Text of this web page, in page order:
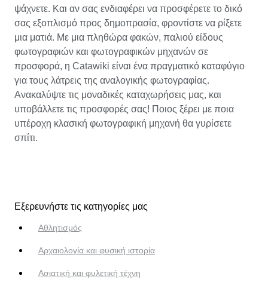
ψάχνετε. Και αν σας ενδιαφέρει να προσφέρετε το δικό
σας εξοπλισμό προς δημοπρασία, φροντίστε να ρίξετε
μια ματιά. Με μια πληθώρα φακών, παλιού είδους
φωτογραφιών και φωτογραφικών μηχανών σε
προσφορά, η Catawiki είναι ένα πραγματικό καταφύγιο
για τους λάτρεις της αναλογικής φωτογραφίας.
Ανακαλύψτε τις μοναδικές καταχωρήσεις μας, και
υποβάλλετε τις προσφορές σας! Ποιος ξέρει με ποια
υπέροχη κλασική φωτογραφική μηχανή θα γυρίσετε
σπίτι.
Εξερευνήστε τις κατηγορίες μας
Αθλητισμός
Αρχαιολογία και φυσική ιστορία
Ασιατική και φυλετική τέχνη